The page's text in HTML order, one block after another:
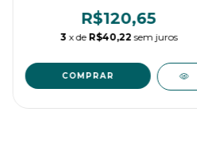
R$120,65
3 x de R$40,22 sem juros
COMPRAR